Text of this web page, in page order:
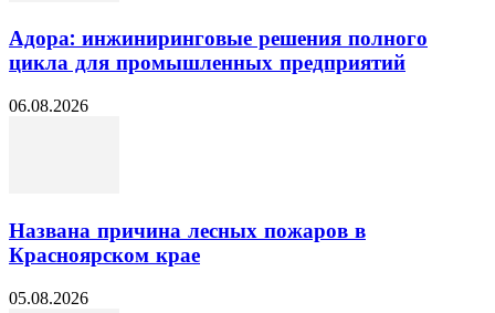
Адора: инжиниринговые решения полного
цикла для промышленных предприятий
06.08.2026
Названа причина лесных пожаров в
Красноярском крае
05.08.2026